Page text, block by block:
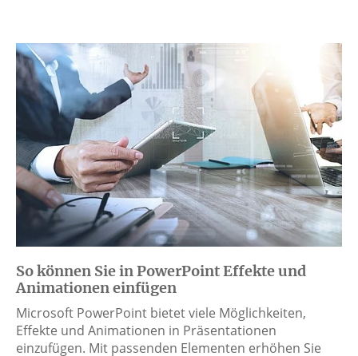
So können Sie in PowerPoint Effekte und
Animationen einfügen
Microsoft PowerPoint bietet viele Möglichkeiten,
Effekte und Animationen in Präsentationen
einzufügen. Mit passenden Elementen erhöhen Sie